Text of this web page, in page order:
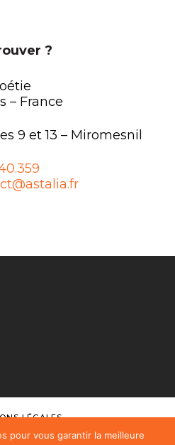
?
– France
9 et 13 – Miromesnil
LÉGALES
FAQ
pour vous garantir la meilleure